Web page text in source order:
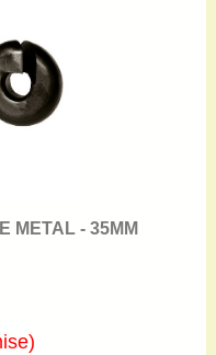
METAL - 35MM